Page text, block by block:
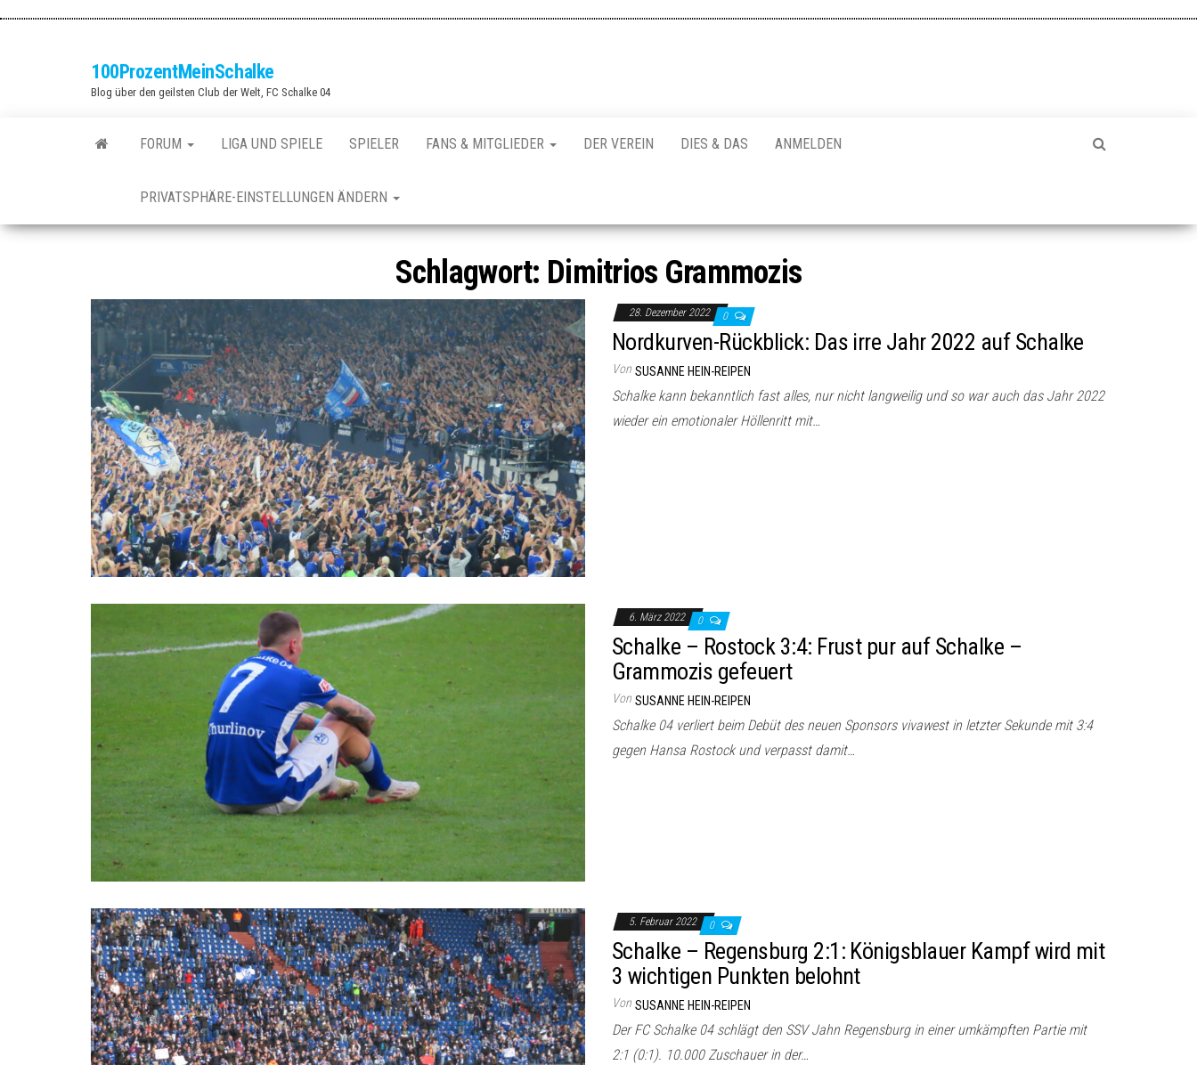
100ProzentMeinSchalke
Blog über den geilsten Club der Welt, FC Schalke 04
FORUM LIGA UND SPIELE SPIELER FANS & MITGLIEDER DER VEREIN DIES & DAS ANMELDEN
PRIVATSPHÄRE-EINSTELLUNGEN ÄNDERN
Schlagwort: Dimitrios Grammozis
28. Dezember 2022 0
Nordkurven-Rückblick: Das irre Jahr 2022 auf Schalke
Von SUSANNE HEIN-REIPEN
Schalke kann bekanntlich fast alles, nur nicht langweilig und so war auch das Jahr 2022
wieder ein emotionaler Höllenritt mit…
6. März 2022 0
Schalke – Rostock 3:4: Frust pur auf Schalke –
Grammozis gefeuert
Von SUSANNE HEIN-REIPEN
Schalke 04 verliert beim Debüt des neuen Sponsors vivawest in letzter Sekunde mit 3:4
gegen Hansa Rostock und verpasst damit…
5. Februar 2022 0
Schalke – Regensburg 2:1: Königsblauer Kampf wird mit
3 wichtigen Punkten belohnt
Von SUSANNE HEIN-REIPEN
Der FC Schalke 04 schlägt den SSV Jahn Regensburg in einer umkämpften Partie mit
2:1 (0:1). 10.000 Zuschauer in der…